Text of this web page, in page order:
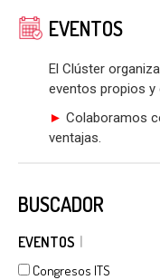
EVENTOS
El Clúster
eventos propios y
► Colaboramos
ventajas.
BUSCADOR
EVENTOS
Congresos ITS